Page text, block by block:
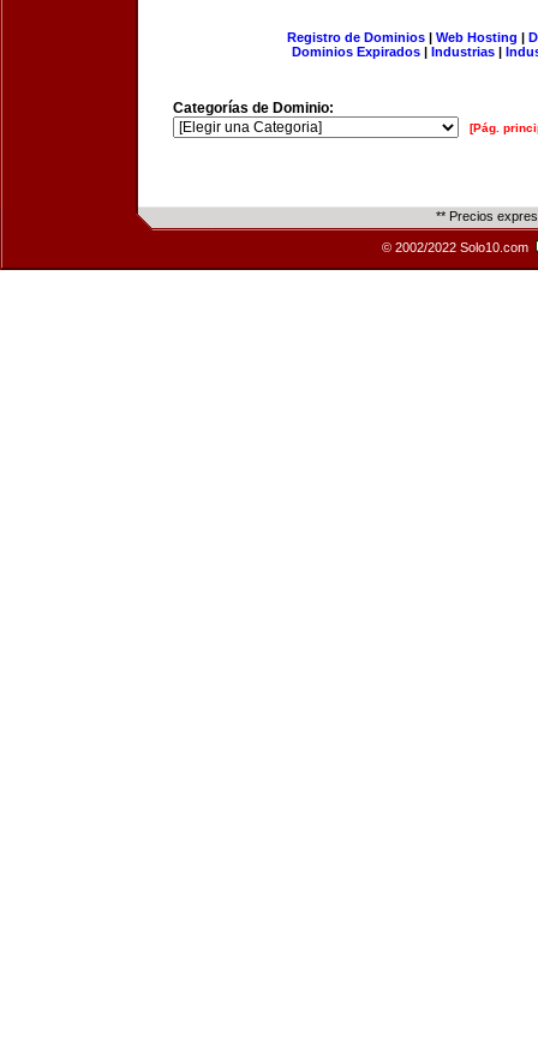
Registro de Dominios| Web Hosting |
Dominios Expirados | Industrias |
Categorías de Dominio:
[Pág.
** Precios
© 2002/2022 Solo10.com